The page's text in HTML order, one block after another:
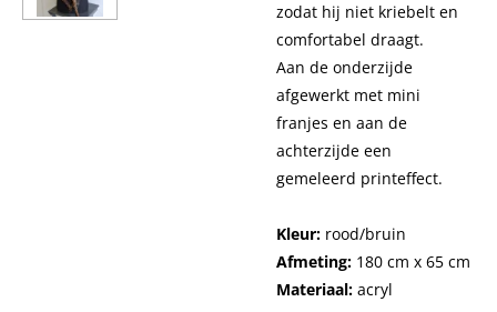
zodat hij niet kriebelt en
comfortabel draagt.
Aan de onderzijde
afgewerkt met mini
franjes en aan de
achterzijde een
gemeleerd printeffect.
Kleur: rood/bruin
Afmeting: 180 cm x 65 cm
Materiaal: acryl